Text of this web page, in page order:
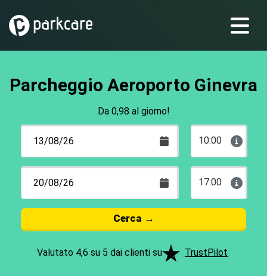
Parcheggio Aeroporto Ginevra
Da 0,98 al giorno!
10:00
17:00
Cerca →
Valutato 4,6 su 5 dai clienti su TrustPilot